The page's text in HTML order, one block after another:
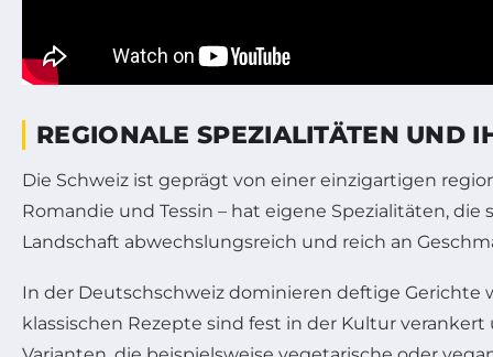
REGIONALE SPEZIALITÄTEN UND
Die Schweiz ist geprägt von einer einzigartigen
Romandie und Tessin – hat eigene Spezialitäten,
Landschaft abwechslungsreich und reich an
In der Deutschschweiz dominieren deftige
klassischen Rezepte sind fest in der Kultur